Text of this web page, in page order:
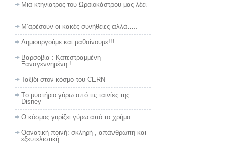
Μια κτηνίατρος του Ωραιοκάστρου μας λέει
Μ’αρέσουν οι κακές συνήθειες αλλά…..
Δημιουργούμε και μαθαίνουμε!!!
Βαρσοβία : Κατεστραμμένη –
Ξαναγεννημένη !
Ταξίδι στον κόσμο του CERN
Tο μυστήριο γύρω από τις ταινίες της
Disney
Ο κόσμος γυρίζει γύρω από το χρήμα…
Θανατική ποινή: σκληρή , απάνθρωπη και
εξευτελιστική